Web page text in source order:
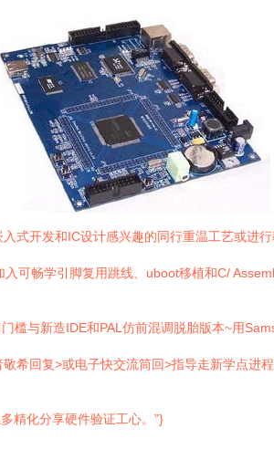
式开发和IC设计感兴趣的同行重温工艺或进
可畅学引脚复用跳线、uboot移植和C/
与新造IDE和PAL仿前混调脱胎版本~用
希回复>或电子快交流筒回>指导走新学点进
精化分享硬件验证工心。”}